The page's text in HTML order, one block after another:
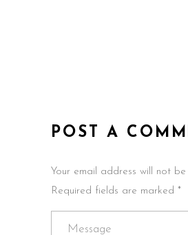
POST A
Your email address will not be
Required fields are marked *